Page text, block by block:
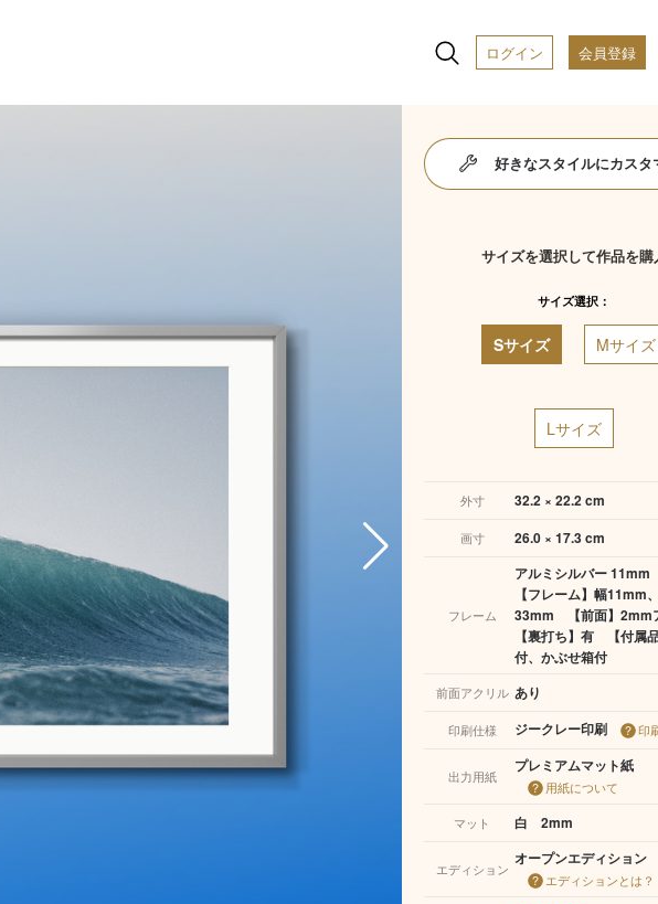
ログイン 会員登録
好きなスタイルにカスタ
サイズを選択して作品を購
サイズ選択：
Sサイズ Mサイズ
Lサイズ
外寸 32.2 × 22.2 cm
画寸 26.0 × 17.3 cm
フレーム
アルミシルバー 11mm
【フレーム】幅11mm
33mm 【前面】
【裏打ち】有 【付属
付、かぶせ箱付
前面アクリル あり
印刷仕様 ジークレー印刷 印
出力用紙
プレミアムマット紙
用紙について
マット
白 2mm
エディション
オープンエディション
エディションとは？